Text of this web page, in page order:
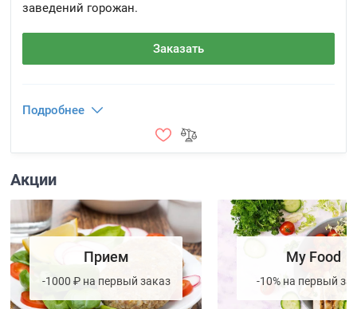
заведений горожан.
Заказать
Подробнее
Акции
Прием
-1000 ₽ на первый заказ
My Food
-10% на первый